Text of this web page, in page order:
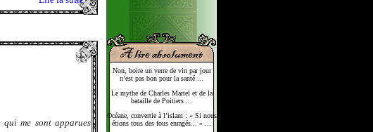
Non, boire un verre de vin par jour
n’est pas bon pour la santé ...
Le mythe de Charles Martel et de la
bataille de Poitiers ...
Océane, convertie à l’islam : « Si nous
étions tous des fous enragés... » ...
me sont apparues